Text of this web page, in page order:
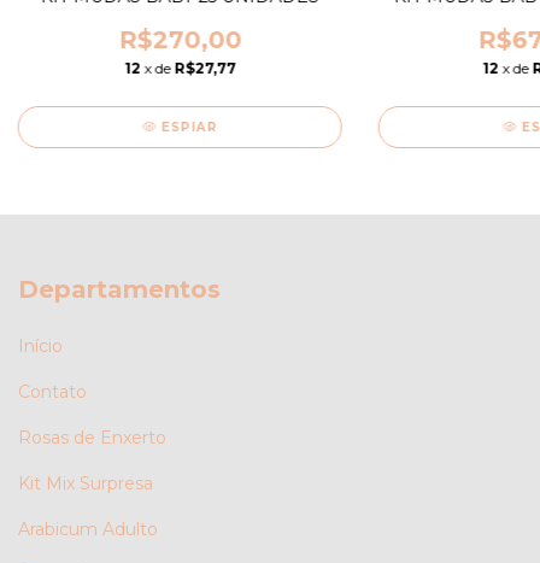
R$270,00
12 x de R$27,77
ESPIAR
12 x de
Departamentos
Início
Contato
Rosas de Enxerto
Kit Mix Surpresa
Arabicum Adulto